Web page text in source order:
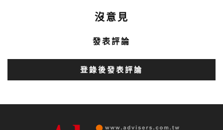
沒意見
發表評論
登錄後發表評論